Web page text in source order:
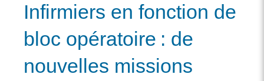
Infirmiers en fonction de
bloc opératoire : de
nouvelles missions